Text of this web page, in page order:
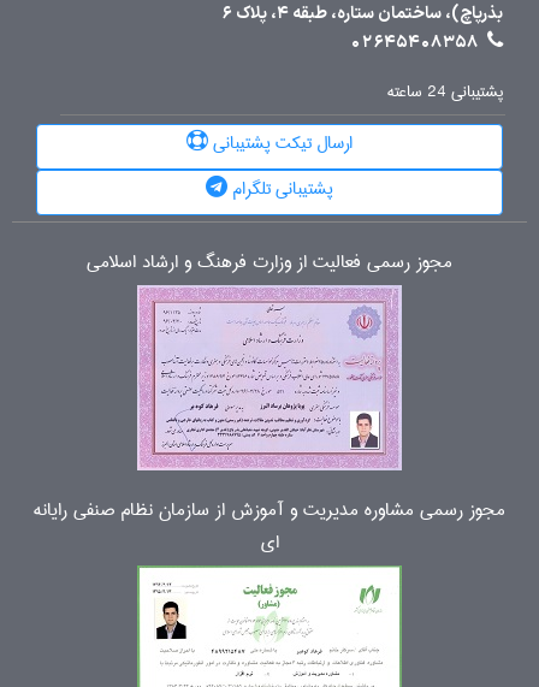
بذرپاچ)، ساختمان ستاره، طبقه 4، پلاک 6
02645408358
پشتیبانی 24 ساعته
ارسال تیکت پشتیبانی
پشتیبانی تلگرام
مجوز رسمی فعالیت از وزارت فرهنگ و ارشاد اسلامی
مجوز رسمی مشاوره مدیریت و آموزش از سازمان نظام صنفی رایانه
ای